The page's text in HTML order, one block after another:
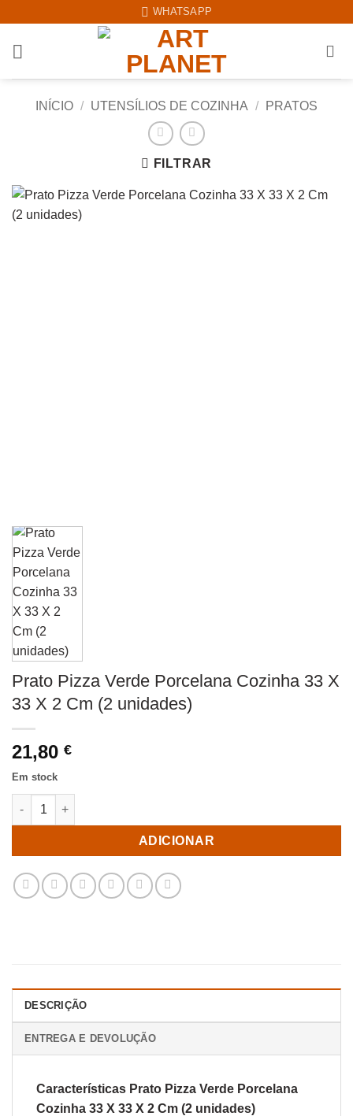
content
WHATSAPP
INÍCIO / UTENSÍLIOS DE COZINHA / PRATOS
FILTRAR
Prato Pizza Verde Porcelana Cozinha 33 X
33 X 2 Cm (2 unidades)
21,80 €
Em stock
Quantidade de Prato Pizza Verde Porcelana Cozinha 33 X 33 X
ADICIONAR
DESCRIÇÃO
ENTREGA E DEVOLUÇÃO
Características Prato Pizza Verde Porcelana
Cozinha 33 X 33 X 2 Cm (2 unidades)